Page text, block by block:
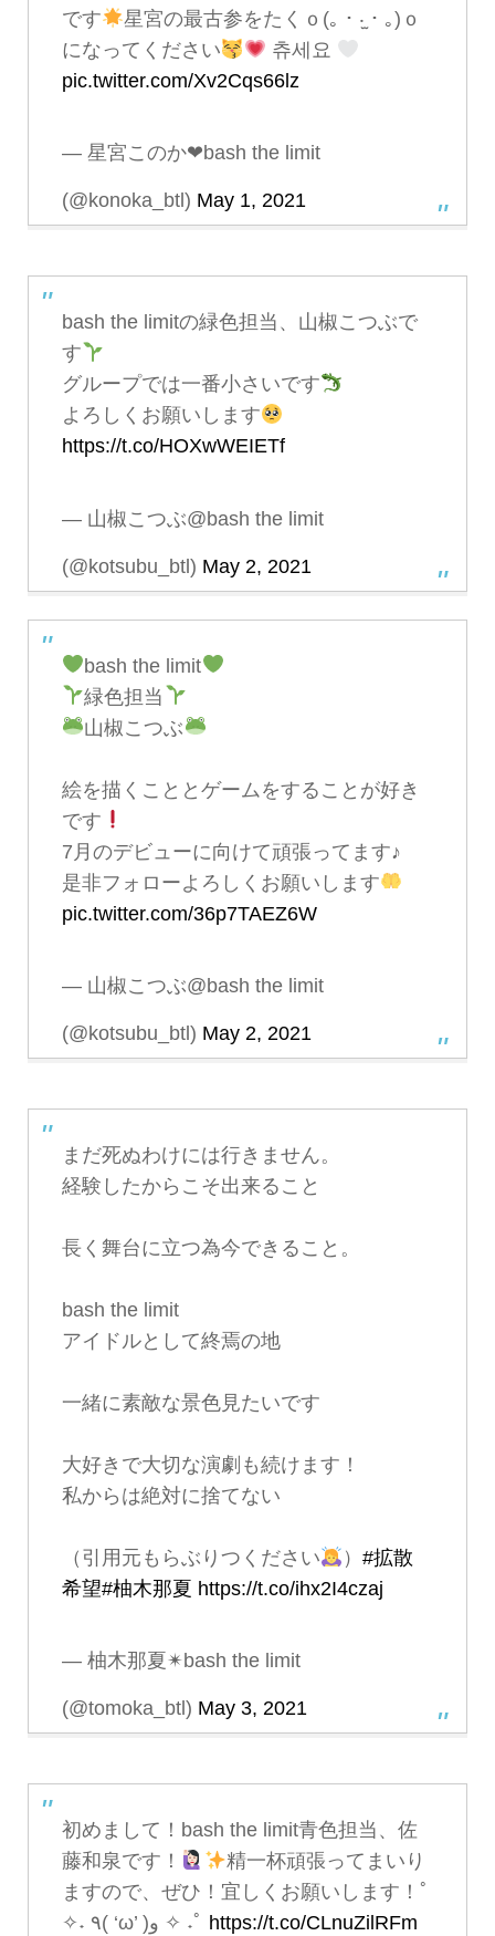
です
星宮の最古参をたくｏ(｡・‧̫・｡)ｏ
になってください
츄세요
pic.twitter.com/Xv2Cqs66lz
— 星宮このか❤︎bash the limit
(@konoka_btl) May 1, 2021
bash the limitの緑色担当、山椒こつぶで
す
グループでは一番小さいです
よろしくお願いします
https://t.co/HOXwWEIETf
— 山椒こつぶ@bash the limit
(@kotsubu_btl) May 2, 2021
bash the limit
緑色担当
山椒こつぶ
絵を描くこととゲームをすることが好き
です
7月のデビューに向けて頑張ってます♪
是非フォローよろしくお願いします
pic.twitter.com/36p7TAEZ6W
— 山椒こつぶ@bash the limit
(@kotsubu_btl) May 2, 2021
まだ死ぬわけには行きません。
経験したからこそ出来ること
長く舞台に立つ為今できること。
bash the limit
アイドルとして終焉の地
一緒に素敵な景色見たいです
大好きで大切な演劇も続けます！
私からは絶対に捨てない
（引用元もらぶりつください ）#拡散
希望#柚木那夏 https://t.co/ihx2I4czaj
— 柚木那夏✴︎bash the limit
(@tomoka_btl) May 3, 2021
初めまして！bash the limit青色担当、佐
藤和泉です！
精一杯頑張ってまいり
ますので、ぜひ！宜しくお願いします！ﾟ
✧˖ ٩( ‘ω’ )و ✧ ˖ﾟ https://t.co/CLnuZilRFm